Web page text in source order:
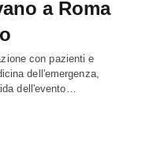
a Roma
con pazienti e
dell'emergenza,
dell'evento…